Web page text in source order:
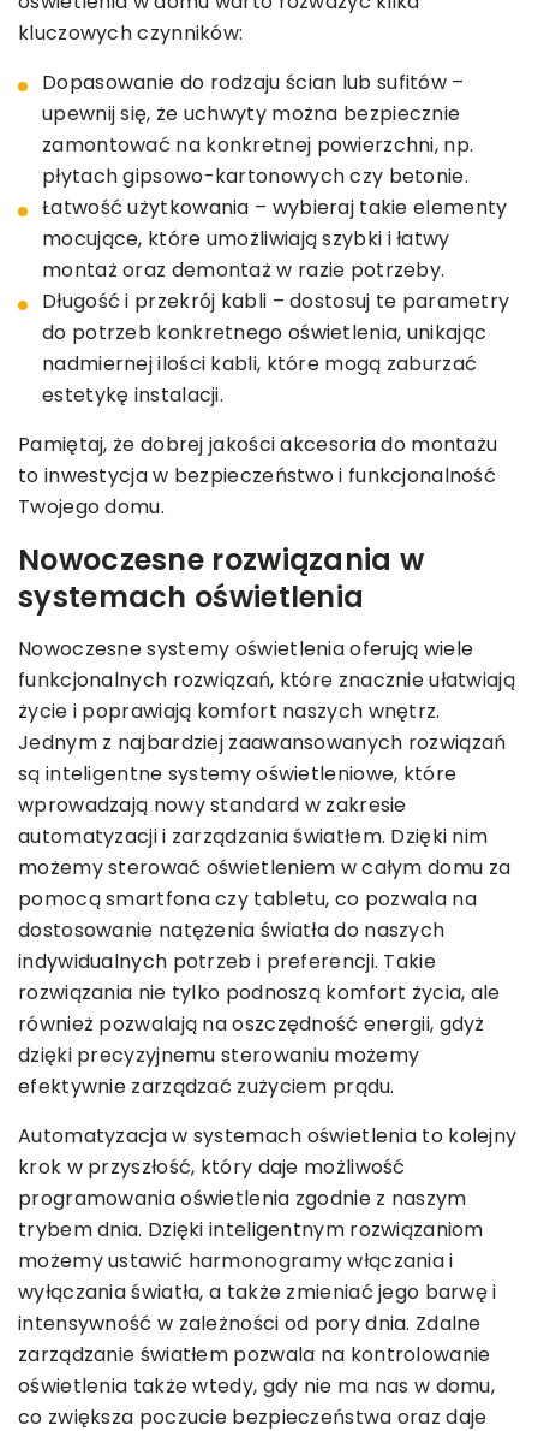
kluczowych czynników:
Dopasowanie do rodzaju ścian lub sufitów –
upewnij się, że uchwyty można bezpiecznie
zamontować na konkretnej powierzchni, np.
płytach gipsowo-kartonowych czy betonie.
Łatwość użytkowania – wybieraj takie elementy
mocujące, które umożliwiają szybki i łatwy
montaż oraz demontaż w razie potrzeby.
Długość i przekrój kabli – dostosuj te parametry
do potrzeb konkretnego oświetlenia, unikając
nadmiernej ilości kabli, które mogą zaburzać
estetykę instalacji.
Pamiętaj, że dobrej jakości akcesoria do montażu
to inwestycja w bezpieczeństwo i funkcjonalność
Twojego domu.
Nowoczesne rozwiązania w
systemach oświetlenia
Nowoczesne systemy oświetlenia oferują wiele
funkcjonalnych rozwiązań, które znacznie ułatwiają
życie i poprawiają komfort naszych wnętrz.
Jednym z najbardziej zaawansowanych rozwiązań
są inteligentne systemy oświetleniowe, które
wprowadzają nowy standard w zakresie
automatyzacji i zarządzania światłem. Dzięki nim
możemy sterować oświetleniem w całym domu za
pomocą smartfona czy tabletu, co pozwala na
dostosowanie natężenia światła do naszych
indywidualnych potrzeb i preferencji. Takie
rozwiązania nie tylko podnoszą komfort życia, ale
również pozwalają na oszczędność energii, gdyż
dzięki precyzyjnemu sterowaniu możemy
efektywnie zarządzać zużyciem prądu.
Automatyzacja w systemach oświetlenia to kolejny
krok w przyszłość, który daje możliwość
programowania oświetlenia zgodnie z naszym
trybem dnia. Dzięki inteligentnym rozwiązaniom
możemy ustawić harmonogramy włączania i
wyłączania światła, a także zmieniać jego barwę i
intensywność w zależności od pory dnia. Zdalne
zarządzanie światłem pozwala na kontrolowanie
oświetlenia także wtedy, gdy nie ma nas w domu,
co zwiększa poczucie bezpieczeństwa oraz daje